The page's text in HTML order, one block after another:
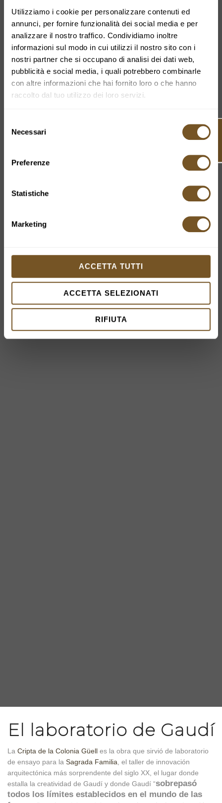
Utilizziamo i cookie per personalizzare contenuti ed
annunci, per fornire funzionalità dei social media e per
analizzare il nostro traffico. Condividiamo inoltre
informazioni sul modo in cui utilizzi il nostro sito con i
nostri partner che si occupano di analisi dei dati web,
pubblicità e social media, i quali potrebbero combinarle
con altre informazioni che hai fornito loro o che hanno
raccolto dal tuo utilizzo dei loro servizi.
delNecessari
Preferenze
Statistiche
Marketing
ACCETTA TUTTI
ACCETTA SELEZIONATI
RIFIUTA
Tickets
El laboratorio de Gaudí
La Cripta de la Colonia Güell es la obra que sirvió de laboratorio
de ensayo para la Sagrada Familia , el taller de innovación
arquitectónica más sorprendente del siglo XX, el lugar donde
estalla la creatividad de Gaudí y donde Gaudí “sobrepasó
todos los límites establecidos en el mundo de las